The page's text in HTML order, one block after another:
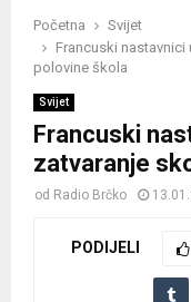
Početna
Svijet
Francuski
polovine škola
Svijet
Francuski
zatvaranje
od Radio Brčko
PODIJELI